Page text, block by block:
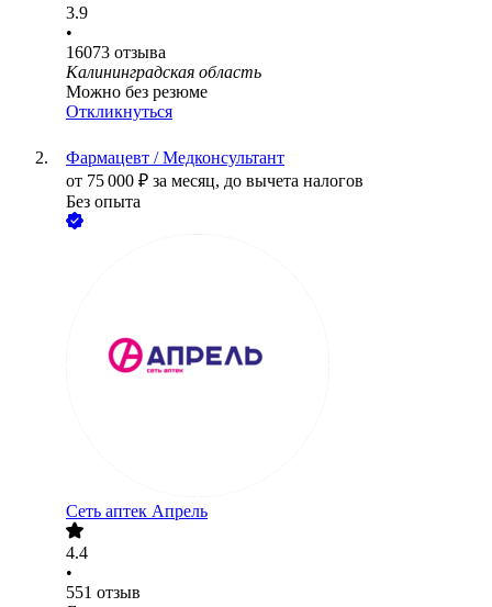
3.9
•
16073 отзыва
Калининградская область
Можно без резюме
Откликнуться
Фармацевт / Медконсультант
от 75 000 ₽ за месяц, до вычета налогов
Без опыта
Сеть аптек Апрель
4.4
•
551 отзыв